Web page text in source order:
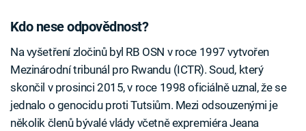
Kdo nese odpovědnost?
Na vyšetření zločinů byl RB OSN v roce 1997 vytvořen
Mezinárodní tribunál pro Rwandu (ICTR). Soud, který
skončil v prosinci 2015, v roce 1998 oficiálně uznal, že se
jednalo o genocidu proti Tutsiům. Mezi odsouzenými je
několik členů bývalé vlády včetně expremiéra Jeana